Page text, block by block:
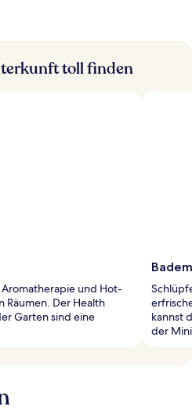
toll finden
und Hot-
Räumen. Der Health
Garten sind eine
kannst
der